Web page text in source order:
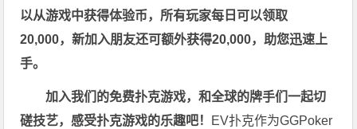
以从游戏中获得体验币，所有玩家每日可以领取
20,000，新加入朋友还可额外获得20,000，助您迅速上
手。
加入我们的免费扑克游戏，和全球的牌手们一起切
磋技艺，感受扑克游戏的乐趣吧！ EV扑克作为GGPoker